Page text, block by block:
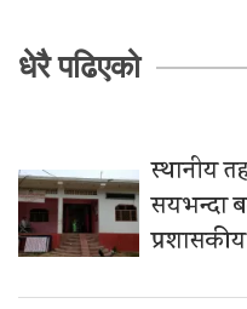
धेरै पढिएको
स्थानीय
सयभन्दा